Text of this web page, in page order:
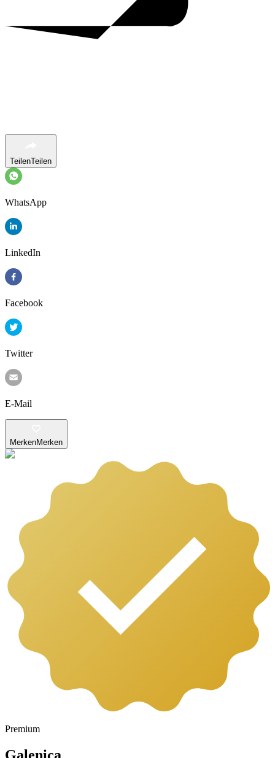
TeilenTeilen
WhatsApp
LinkedIn
Facebook
Twitter
E-Mail
MerkenMerken
Premium